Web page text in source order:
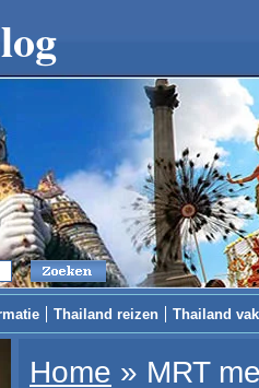
Thailand reizen Thailand
Home » MRT